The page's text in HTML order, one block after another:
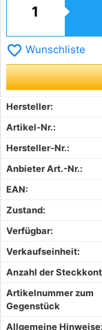
favorite_border Wunschliste
Hersteller:
Artikel-Nr.:
Hersteller-Nr.:
Anbieter Art.-Nr.:
EAN:
Zustand:
Verfügbar:
Verkaufseinheit:
Anzahl der
Artikelnummer zum
Gegenstück
Allgemeine Hinweise: